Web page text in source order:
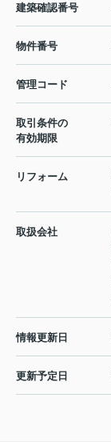
建築確認番号
物件番号
管理コード
取引条件の
有効期限
リフォーム
取扱会社
情報更新日
更新予定日